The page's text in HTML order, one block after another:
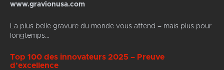
www.gravionusa.com
La plus belle gravure du monde vous attend – mais plus pour
longtemps…
Top 100 des innovateurs 2025 – Preuve
d’excellence